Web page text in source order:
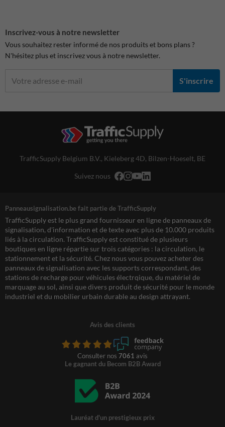
Inscrivez-vous à notre newsletter
Vous souhaitez rester informé de nos produits et bons plans ?
N'hésitez plus et inscrivez vous à notre newsletter.
S'inscrire
TrafficSupply Belgium B.V., Kieleberg 4D, Bilzen-Hoeselt, BE
Suivez nous
Panneausignalisation.be fait partie de TrafficSupply
TrafficSupply est le plus grand fournisseur en ligne de panneaux de
signalisation, d'information et de texte avec plus de 10.000 produits
liés à la circulation. TrafficSupply est constitué de plusieurs
boutiques en ligne répartie sur trois catégories : la circulation, le
stationnement et la sécurité. Chez nous vous pouvez acheter des
panneaux de signalisation avec les supports correspondant, des
stations de recharge pour véhicules électrqique, du matériel de
marquage au sol, ainsi que divers produit de sécurité pour le monde
industriel et du mobilier urbain durable au design attrayant.
Avis des clients
Consulter nos 7061 avis
Le gagnant du Becom B2B Award
Lauréat d'un prestigieux prix